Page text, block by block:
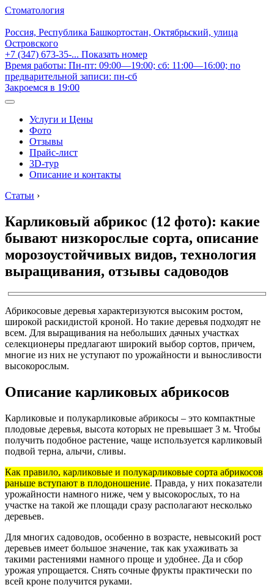
Стоматология
Россия, Республика Башкортостан, Октябрьский, улица
Островского
+7 (347) 673-35-... Показать номер
Время работы: Пн-пт: 09:00—19:00; сб: 11:00—16:00; по
предварительной записи: пн-сб
Закроемся в 19:00
Услуги и Цены
Фото
Отзывы
Прайс-лист
3D-тур
Описание и контакты
Статьи ›
Карликовый абрикос (12 фото): какие
бывают низкорослые сорта, описание
морозоустойчивых видов, технология
выращивания, отзывы садоводов
Абрикосовые деревья характеризуются высоким ростом,
широкой раскидистой кроной. Но такие деревья подходят не
всем. Для выращивания на небольших дачных участках
селекционеры предлагают широкий выбор сортов, причем,
многие из них не уступают по урожайности и выносливости
высокорослым.
Описание карликовых абрикосов
Карликовые и полукарликовые абрикосы – это компактные
плодовые деревья, высота которых не превышает 3 м. Чтобы
получить подобное растение, чаще используется карликовый
подвой терна, алычи, сливы.
Как правило, карликовые и полукарликовые сорта абрикосов
раньше вступают в плодоношение. Правда, у них показатели
урожайности намного ниже, чем у высокорослых, то на
участке на такой же площади сразу располагают несколько
деревьев.
Для многих садоводов, особенно в возрасте, невысокий рост
деревьев имеет большое значение, так как ухаживать за
такими растениями намного проще и удобнее. Да и сбор
урожая упрощается. Снять сочные фрукты практически по
всей кроне получится руками.